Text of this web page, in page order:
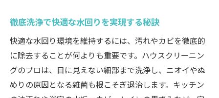
徹底洗浄で快適な水回りを実現する秘訣
快適な水回り環境を維持するには、汚れやカビを徹底的
に除去することが何よりも重要です。ハウスクリーニン
グのプロは、目に見えない細部まで洗浄し、ニオイやぬ
めりの原因となる雑菌も根こそぎ退治します。キッチン